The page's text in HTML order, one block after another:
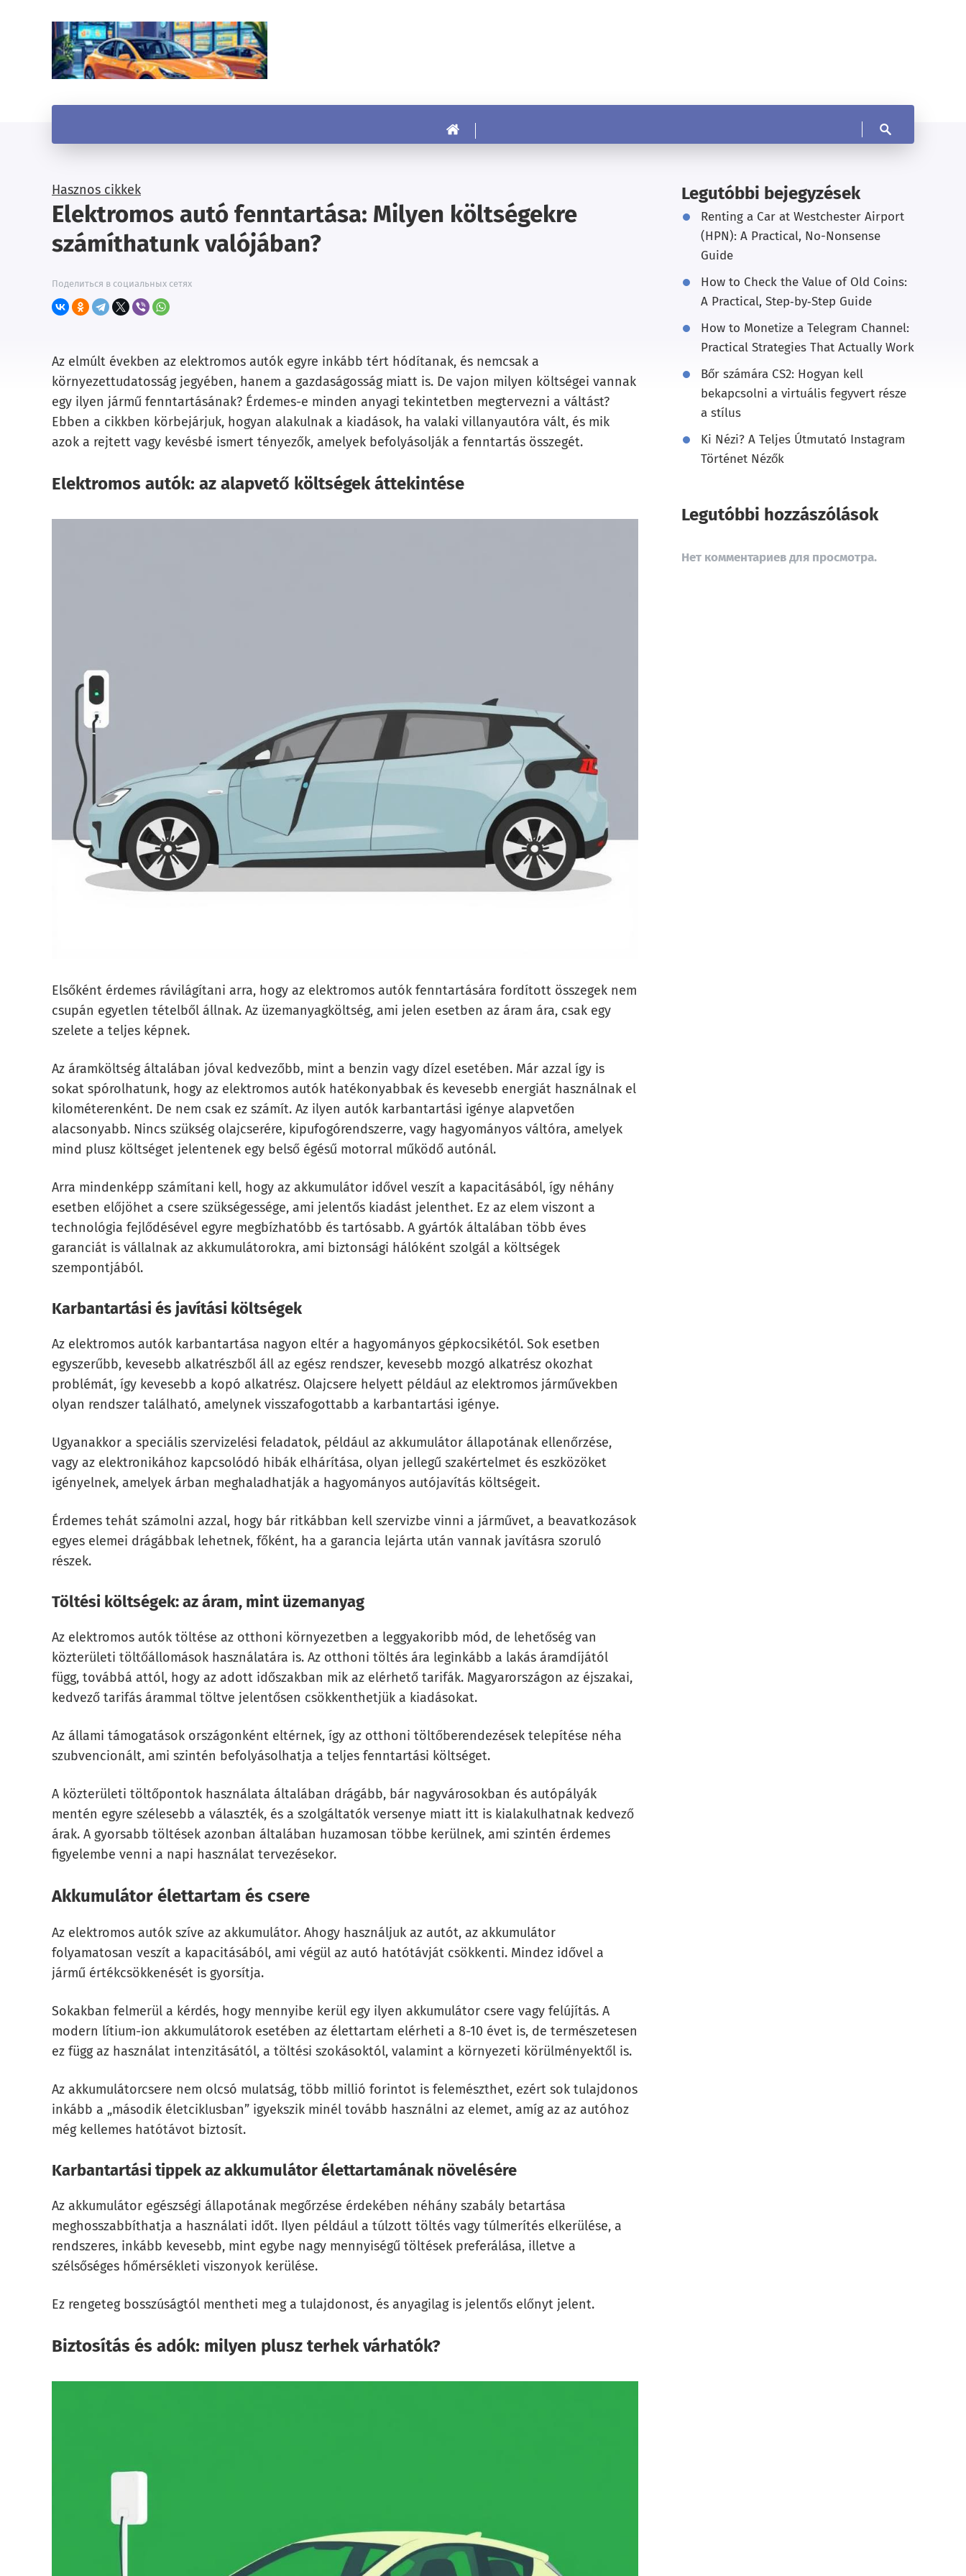
Hasznos cikkek
Elektromos autó fenntartása: Milyen költségekre
számíthatunk valójában?
Поделиться в социальных сетях
Az elmúlt években az elektromos autók egyre inkább tért hódítanak, és nemcsak a
környezettudatosság jegyében, hanem a gazdaságosság miatt is. De vajon milyen költségei vannak
egy ilyen jármű fenntartásának? Érdemes-e minden anyagi tekintetben megtervezni a váltást?
Ebben a cikkben körbejárjuk, hogyan alakulnak a kiadások, ha valaki villanyautóra vált, és mik
azok a rejtett vagy kevésbé ismert tényezők, amelyek befolyásolják a fenntartás összegét.
Elektromos autók: az alapvető költségek áttekintése
Elsőként érdemes rávilágítani arra, hogy az elektromos autók fenntartására fordított összegek nem
csupán egyetlen tételből állnak. Az üzemanyagköltség, ami jelen esetben az áram ára, csak egy
szelete a teljes képnek.
Az áramköltség általában jóval kedvezőbb, mint a benzin vagy dízel esetében. Már azzal így is
sokat spórolhatunk, hogy az elektromos autók hatékonyabbak és kevesebb energiát használnak el
kilométerenként. De nem csak ez számít. Az ilyen autók karbantartási igénye alapvetően
alacsonyabb. Nincs szükség olajcserére, kipufogórendszerre, vagy hagyományos váltóra, amelyek
mind plusz költséget jelentenek egy belső égésű motorral működő autónál.
Arra mindenképp számítani kell, hogy az akkumulátor idővel veszít a kapacitásából, így néhány
esetben előjöhet a csere szükségessége, ami jelentős kiadást jelenthet. Ez az elem viszont a
technológia fejlődésével egyre megbízhatóbb és tartósabb. A gyártók általában több éves
garanciát is vállalnak az akkumulátorokra, ami biztonsági hálóként szolgál a költségek
szempontjából.
Karbantartási és javítási költségek
Az elektromos autók karbantartása nagyon eltér a hagyományos gépkocsikétól. Sok esetben
egyszerűbb, kevesebb alkatrészből áll az egész rendszer, kevesebb mozgó alkatrész okozhat
problémát, így kevesebb a kopó alkatrész. Olajcsere helyett például az elektromos járművekben
olyan rendszer található, amelynek visszafogottabb a karbantartási igénye.
Ugyanakkor a speciális szervizelési feladatok, például az akkumulátor állapotának ellenőrzése,
vagy az elektronikához kapcsolódó hibák elhárítása, olyan jellegű szakértelmet és eszközöket
igényelnek, amelyek árban meghaladhatják a hagyományos autójavítás költségeit.
Érdemes tehát számolni azzal, hogy bár ritkábban kell szervizbe vinni a járművet, a beavatkozások
egyes elemei drágábbak lehetnek, főként, ha a garancia lejárta után vannak javításra szoruló
részek.
Töltési költségek: az áram, mint üzemanyag
Az elektromos autók töltése az otthoni környezetben a leggyakoribb mód, de lehetőség van
közterületi töltőállomások használatára is. Az otthoni töltés ára leginkább a lakás áramdíjától
függ, továbbá attól, hogy az adott időszakban mik az elérhető tarifák. Magyarországon az éjszakai,
kedvező tarifás árammal töltve jelentősen csökkenthetjük a kiadásokat.
Az állami támogatások országonként eltérnek, így az otthoni töltőberendezések telepítése néha
szubvencionált, ami szintén befolyásolhatja a teljes fenntartási költséget.
A közterületi töltőpontok használata általában drágább, bár nagyvárosokban és autópályák
mentén egyre szélesebb a választék, és a szolgáltatók versenye miatt itt is kialakulhatnak kedvező
árak. A gyorsabb töltések azonban általában huzamosan többe kerülnek, ami szintén érdemes
figyelembe venni a napi használat tervezésekor.
Akkumulátor élettartam és csere
Az elektromos autók szíve az akkumulátor. Ahogy használjuk az autót, az akkumulátor
folyamatosan veszít a kapacitásából, ami végül az autó hatótávját csökkenti. Mindez idővel a
jármű értékcsökkenését is gyorsítja.
Sokakban felmerül a kérdés, hogy mennyibe kerül egy ilyen akkumulátor csere vagy felújítás. A
modern lítium-ion akkumulátorok esetében az élettartam elérheti a 8-10 évet is, de természetesen
ez függ az használat intenzitásától, a töltési szokásoktól, valamint a környezeti körülményektől is.
Az akkumulátorcsere nem olcsó mulatság, több millió forintot is felemészthet, ezért sok tulajdonos
inkább a „második életciklusban” igyekszik minél tovább használni az elemet, amíg az az autóhoz
még kellemes hatótávot biztosít.
Karbantartási tippek az akkumulátor élettartamának növelésére
Az akkumulátor egészségi állapotának megőrzése érdekében néhány szabály betartása
meghosszabbíthatja a használati időt. Ilyen például a túlzott töltés vagy túlmerítés elkerülése, a
rendszeres, inkább kevesebb, mint egybe nagy mennyiségű töltések preferálása, illetve a
szélsőséges hőmérsékleti viszonyok kerülése.
Ez rengeteg bosszúságtól mentheti meg a tulajdonost, és anyagilag is jelentős előnyt jelent.
Biztosítás és adók: milyen plusz terhek várhatók?
Legutóbbi bejegyzések
Renting a Car at Westchester Airport
(HPN): A Practical, No-Nonsense
Guide
How to Check the Value of Old Coins:
A Practical, Step‑by‑Step Guide
How to Monetize a Telegram Channel:
Practical Strategies That Actually Work
Bőr számára CS2: Hogyan kell
bekapcsolni a virtuális fegyvert része
a stílus
Ki Nézi? A Teljes Útmutató Instagram
Történet Nézők
Legutóbbi hozzászólások
Нет комментариев для просмотра.